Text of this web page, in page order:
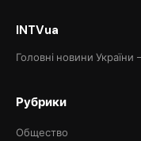
INTVua
Головні новини України
Рубрики
Общество